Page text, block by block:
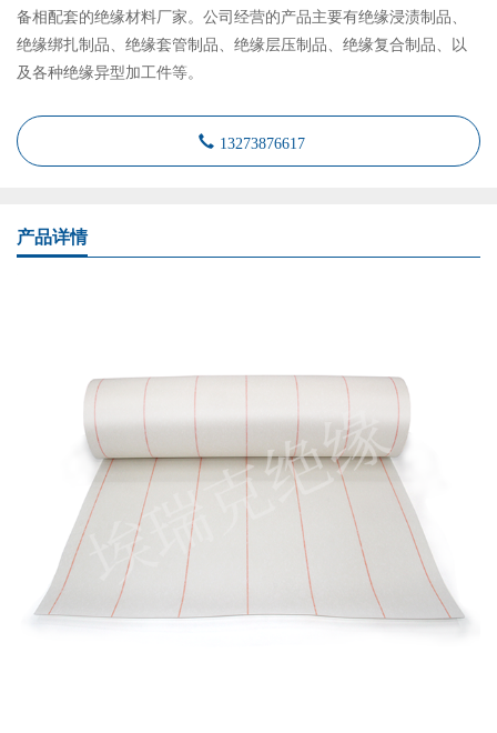
备相配套的绝缘材料厂家。公司经营的产品主要有绝缘浸渍制品、
绝缘绑扎制品、绝缘套管制品、绝缘层压制品、绝缘复合制品、以
及各种绝缘异型加工件等。
13273876617
产品详情